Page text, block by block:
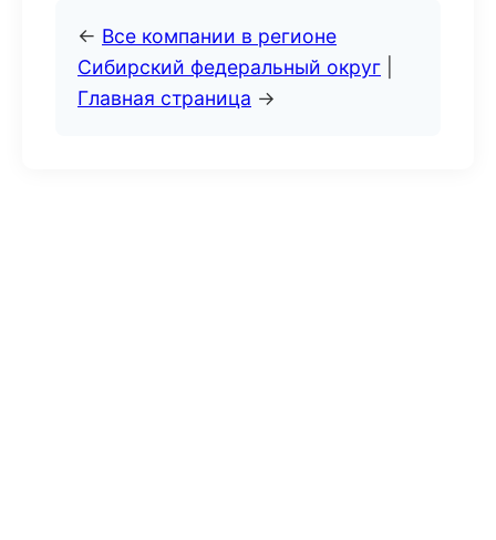
← Все компании в регионе
Сибирский федеральный округ
Главная страница →